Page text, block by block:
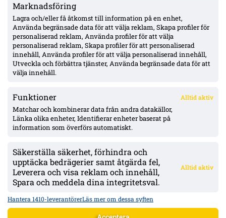
Marknadsföring
Lagra och/eller få åtkomst till information på en enhet,
Använda begränsade data för att välja reklam, Skapa profiler för
personaliserad reklam, Använda profiler för att välja
personaliserad reklam, Skapa profiler för att personaliserad
innehåll, Använda profiler för att välja personaliserad innehåll,
Utveckla och förbättra tjänster, Använda begränsade data för att
välja innehåll.
Funktioner Alltid aktiv
Matchar och kombinerar data från andra datakällor,
Länka olika enheter, Identifierar enheter baserat på
information som överförs automatiskt.
Säkerställa säkerhet, förhindra och
upptäcka bedrägerier samt åtgärda fel,
Leverera och visa reklam och innehåll,
Spara och meddela dina integritetsval.
Alltid aktiv
Hantera 1410-leverantörerLäs mer om dessa syften
MFF:s vänsterback: Johan Karlsson eller Theodor Lundbergh –
John skadad, Busanello och Kurtulus avstängda; Malte Frejd
Pålsson in bredvid Djurić, 17-årige Hidalgo aktuell
Julius Beck öppen för Elfsborg-köp – lån säsongen ut med
option, Sturm Graz-kontrakt till 2029
ÖVERSIKT
Nyheter & Reportage
Spelarbetyg
KONTAKT
kontakt@bollsvenskan.se
redaktionen@bollsvenskan.se
jobb@bollsvenskan.se
ÖVRIGT